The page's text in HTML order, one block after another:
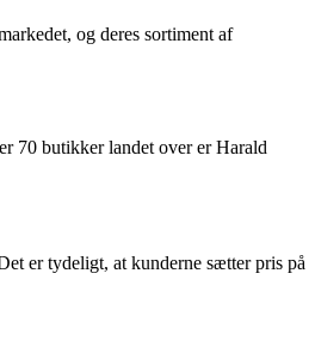
og deres sortiment af
70 butikker landet over er Harald
er tydeligt, at kunderne sætter pris på